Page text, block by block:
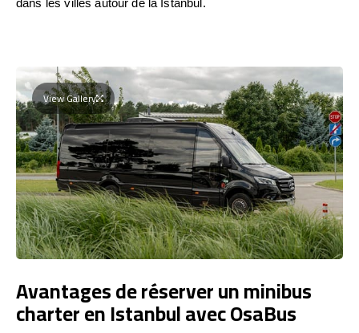
View Gallery
Avantages de réserver un minibus
charter en Istanbul avec OsaBus